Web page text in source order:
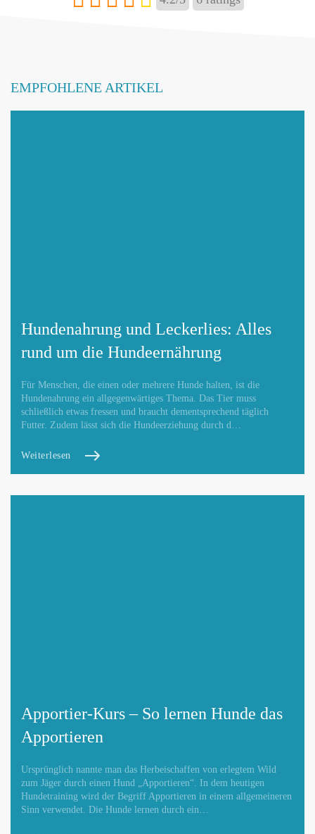
Webseite hinzufügen / ändern
Betroffene Hundeschule
EMPFOHLENE ARTIKEL
Hundenahrung und Leckerlies: Alles
rund um die Hundeernährung
Für Menschen, die einen oder mehrere Hunde halten, ist die
Hundenahrung ein allgegenwärtiges Thema. Das Tier muss
schließlich etwas fressen und braucht dementsprechend täglich
Futter. Zudem lässt sich die Hundeerziehung durch d…
Weiterlesen
Apportier-Kurs – So lernen Hunde das
Apportieren
Ursprünglich nannte man das Herbeischaffen von erlegtem Wild
zum Jäger durch einen Hund „Apportieren“. In dem heutigen
Hundetraining wird der Begriff Apportieren in einem allgemeineren
Sinn verwendet. Die Hunde lernen durch ein…